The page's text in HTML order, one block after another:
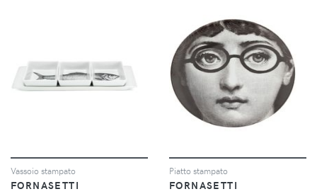
Vassoio stampato
FORNASETTI
Piatto stampato
FORNASETTI